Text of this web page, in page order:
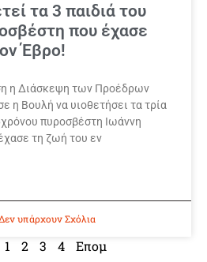
τα 3 παιδιά του
που έχασε
Έβρο!
η Διάσκεψη των Προέδρων
η Βουλή να υιοθετήσει τα τρία
πυροσβέστη Ιωάννη
τη ζωή του εν
υπάρχουν Σχόλια
1 2 3 4 Επομ